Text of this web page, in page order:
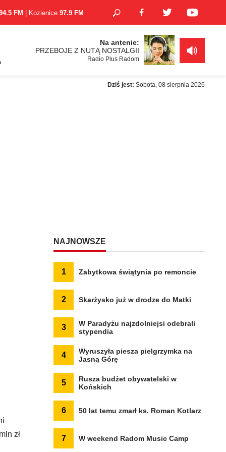
FM | Kozienice 97.9 FM
Na antenie:
PRZEBOJE Z NUTĄ NOSTALGII
Radio Plus Radom
Dziś jest: Sobota, 08 sierpnia 2026
zł
NAJNOWSZE
1 Zabytkowa świątynia po remoncie
2 Skarżysko już w drodze do Matki
3
W Paradyżu najzdolniejsi odebrali
stypendia
4
Wyruszyła piesza pielgrzymka na
Jasną Górę
5
Rusza budżet obywatelski w
Końskich
6 50 lat temu zmarł ks. Roman Kotlarz
7 W weekend Radom Music Camp